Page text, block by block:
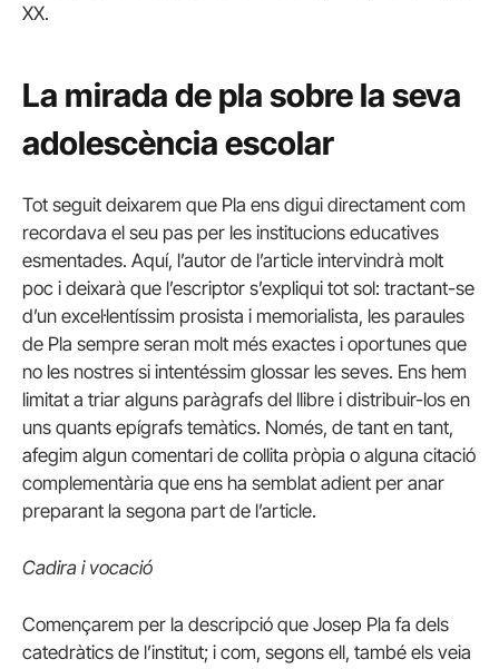
XX.
La mirada de pla sobre la seva
adolescència escolar
Tot seguit deixarem que Pla ens digui directament com
recordava el seu pas per les institucions educatives
esmentades. Aquí, l’autor de l’article intervindrà molt
poc i deixarà que l’escriptor s’expliqui tot sol: tractant-se
d’un excel·lentíssim prosista i memorialista, les paraules
de Pla sempre seran molt més exactes i oportunes que
no les nostres si intentéssim glossar les seves. Ens hem
limitat a triar alguns paràgrafs del llibre i distribuir-los en
uns quants epígrafs temàtics. Només, de tant en tant,
afegim algun comentari de collita pròpia o alguna citació
complementària que ens ha semblat adient per anar
preparant la segona part de l’article.
Cadira i vocació
Començarem per la descripció que Josep Pla fa dels
catedràtics de l’institut; i com, segons ell, també els veia